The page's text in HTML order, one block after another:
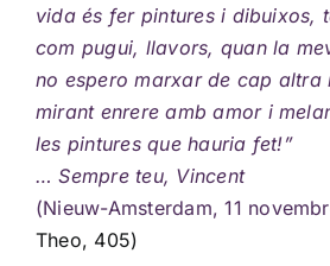
vida és fer pintures i dibuixos,
com pugui, llavors, quan la
no espero marxar de cap altra
mirant enrere amb amor i
les pintures que hauria fet!”
… Sempre teu, Vincent
(Nieuw-Amsterdam, 11
Theo, 405)